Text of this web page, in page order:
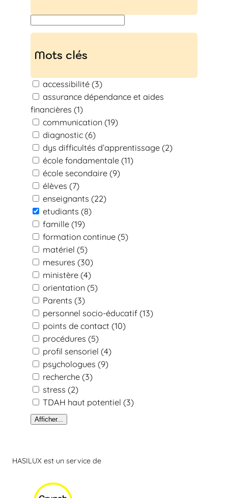
u
n
Mots clés
accessibilité (3)
assurance dépendance et aides
financières (1)
communication (19)
diagnostic (6)
dys difficultés d’apprentissage (2)
école fondamentale (11)
école secondaire (9)
élèves (7)
enseignants (22)
etudiants (8)
famille (19)
formation continue (5)
matériel (5)
mesures (30)
ministère (4)
orientation (5)
Parents (3)
personnel socio-éducatif (13)
points de contact (10)
procédures (5)
profil sensoriel (4)
psychologues (9)
recherche (3)
stress (2)
TDAH haut potentiel (3)
Afficher...
HASILUX est un service de